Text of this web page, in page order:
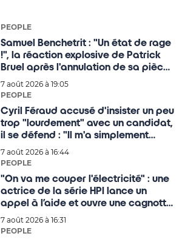
PEOPLE
Samuel Benchetrit : "Un état de rage
!", la réaction explosive de Patrick
Bruel après l'annulation de sa pièce
de théâtre
7 août 2026 à 19:05
PEOPLE
Cyril Féraud accusé d'insister un peu
trop "lourdement" avec un candidat,
il se défend : "Il m'a simplement
touché"
7 août 2026 à 16:44
PEOPLE
"On va me couper l'électricité" : une
actrice de la série HPI lance un
appel à l’aide et ouvre une cagnotte
pour l'aider financièrement !
7 août 2026 à 16:31
PEOPLE